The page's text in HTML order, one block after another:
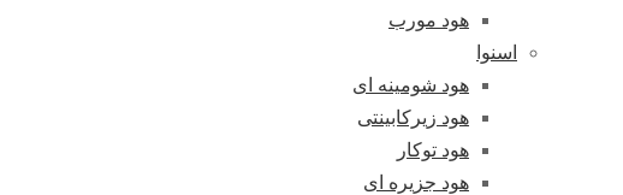
هود مورب
اسنوا
هود شومینه ای
هود زیرکابینتی
هود توکار
هود جزیره ای